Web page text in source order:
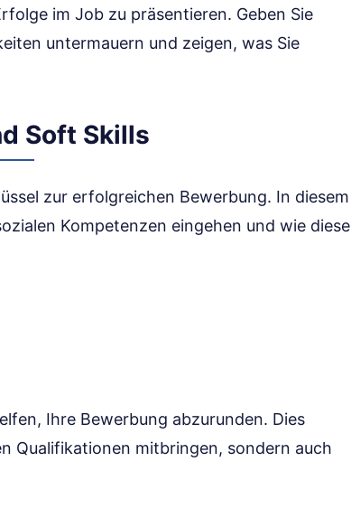
im Job zu präsentieren. Geben Sie
untermauern und zeigen, was Sie
Soft Skills
zur erfolgreichen Bewerbung. In diesem
Kompetenzen eingehen und wie diese
Ihre Bewerbung abzurunden. Dies
Qualifikationen mitbringen, sondern auch